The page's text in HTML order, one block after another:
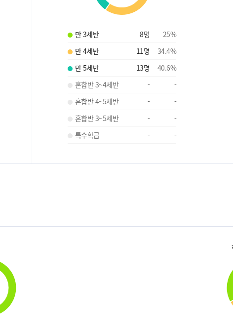
만 3세반 8명 25%
만 4세반
11 명 34.4%
만 5세반
13명 40.6%
혼합반 3~4세반
-
-
혼합반 4~5세반
-
-
혼합반 3~5세반
-
-
특수학급
- -